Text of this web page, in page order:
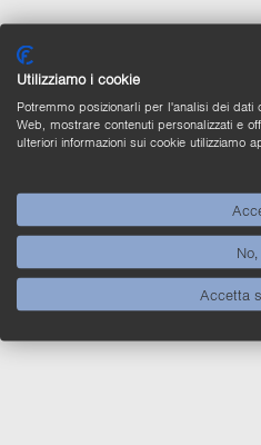
Utilizziamo i cookie
Potremmo posizionarli per l'analisi dei
Web, mostrare contenuti personalizzati e
ulteriori informazioni sui cookie utilizziamo
Accetta